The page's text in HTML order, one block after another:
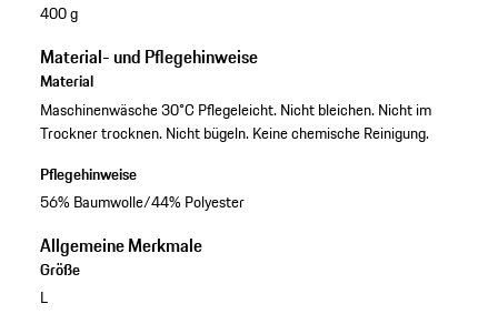
400 g
Material- und Pflegehinweise
Material
Maschinenwäsche 30°C Pflegeleicht. Nicht bleichen. Nicht im
Trockner trocknen. Nicht bügeln. Keine chemische Reinigung.
Pflegehinweise
56% Baumwolle/44% Polyester
Allgemeine Merkmale
Größe
L